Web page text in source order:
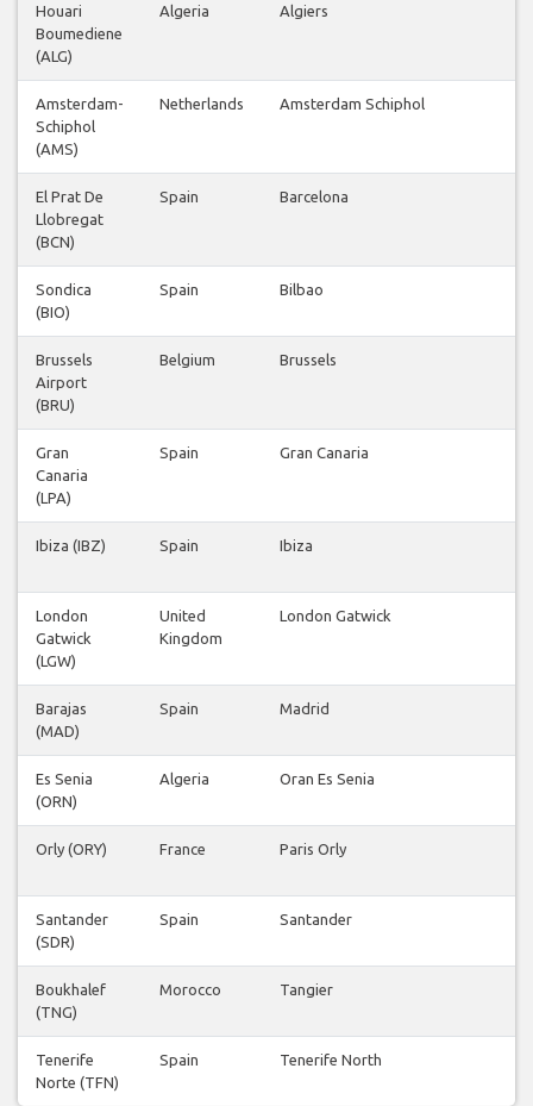
Houari
Boumediene
(ALG)
Algeria Algiers
Amsterdam-
Schiphol
(AMS)
Netherlands Amsterdam Schiphol
El Prat De
Llobregat
(BCN)
Spain Barcelona
Sondica
(BIO)
Spain Bilbao
Brussels
Airport
(BRU)
Belgium Brussels
Gran
Canaria
(LPA)
Spain Gran Canaria
Ibiza (IBZ) Spain Ibiza
London
Gatwick
(LGW)
United
Kingdom
London Gatwick
Barajas
(MAD)
Spain Madrid
Es Senia
(ORN)
Algeria Oran Es Senia
Orly (ORY) France Paris Orly
Santander
(SDR)
Spain Santander
Boukhalef
(TNG)
Morocco Tangier
Tenerife
Norte (TFN)
Spain Tenerife North